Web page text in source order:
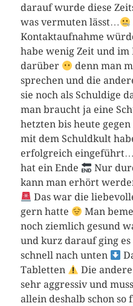
darauf wurde diese
was vermuten lässt…
Kontaktaufnahme
habe wenig Zeit und
darüber
denn man
sprechen und die
sie noch als Schuldige
man braucht ja eine
hetzten bis heute
mit dem Schuldkult
erfolgreich
hat ein Ende
Nur
kann man erhört
Das war die
gern hatte
Man
noch ziemlich gesund
und kurz darauf ging
schnell nach unten
Tabletten
Die
sehr aggressiv und
allein deshalb schon